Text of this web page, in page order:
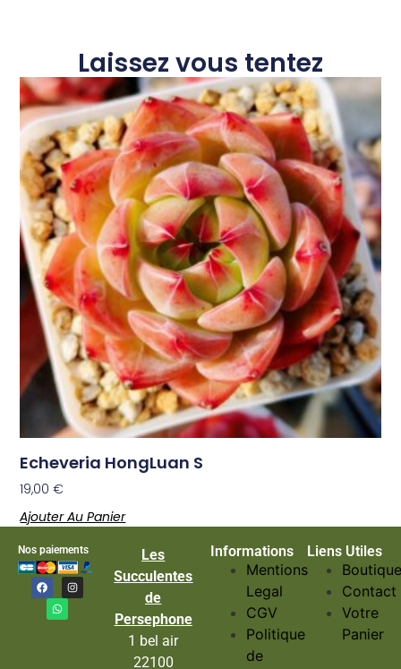
Laissez vous tentez
Echeveria HongLuan S
19,00€
Ajouter Au Panier
Nos paiements
Les
Succulentes
de
Persephone
1 bel air
22100
Informations
Mentions
Legal
CGV
Politique
de
Liens Utiles
Contact
Votre
Panier